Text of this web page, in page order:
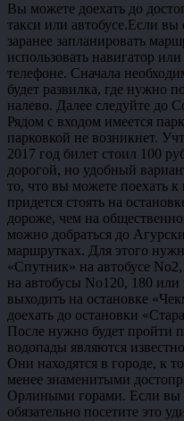
Вы можете доехать до
такси или автобусе.Если
заранее запланировать
использовать навигатор
телефоне. Сначала
будет развилка, где нужно
налево. Далее следуйте до
Рядом с входом имеется
парковкой не возникнет.
2017 год билет стоил 100
дорогой, но удобный
то, что вы можете поехать
придется стоять на
дороже, чем на
можно добраться до
маршрутках. Для этого
«Спутник» на автобусе
на автобусы No120, 180
выходить на остановке
доехать до остановки
После нужно будет пройти
водопады являются
Они находятся в городе, к
менее знаменитыми
Орлиными горами. Если вы
обязательно посетите это